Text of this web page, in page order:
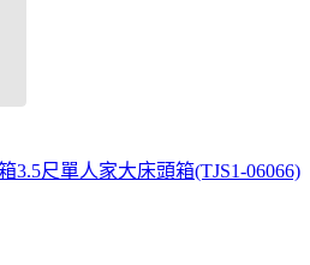
3.5尺單人家大床頭箱(TJS1-06066)